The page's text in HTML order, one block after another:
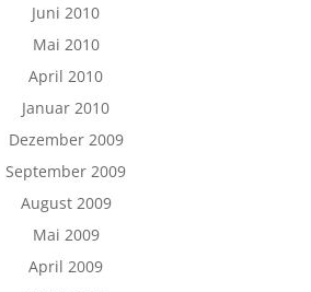
Juni 2010
Mai 2010
April 2010
Januar 2010
Dezember 2009
September 2009
August 2009
Mai 2009
April 2009